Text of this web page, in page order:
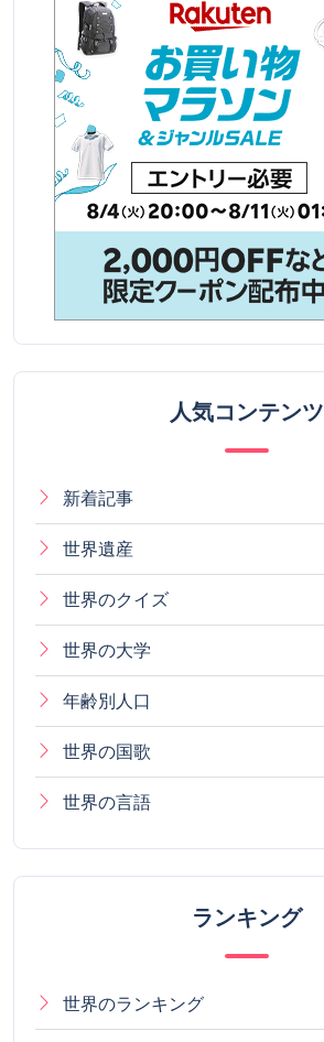
人気コンテンツ
新着記事
世界遺産
世界のクイズ
世界の大学
年齢別人口
世界の国歌
世界の言語
ランキング
世界のランキング